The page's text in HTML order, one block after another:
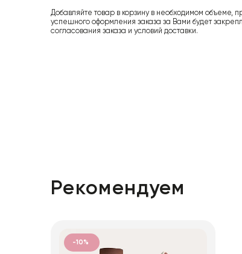
Добавляйте товар в корзину в необходимом объеме,
успешного оформления заказа за Вами будет
согласования заказа и условий доставки.
Рекомендуем
-10%